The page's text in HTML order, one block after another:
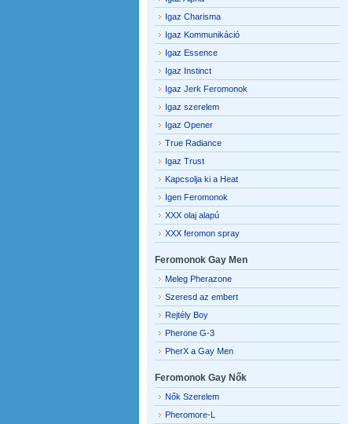
Igaz Charisma
Igaz Kommunikáció
Igaz Essence
Igaz Instinct
Igaz Jerk Feromonok
Igaz szerelem
Igaz Opener
True Radiance
Igaz Trust
Kapcsolja ki a Heat
Igen Feromonok
XXX olaj alapú
XXX feromon spray
Feromonok Gay Men
Meleg Pherazone
Szeresd az embert
Rejtély Boy
Pherone G-3
PherX a Gay Men
Feromonok Gay Nők
Nők Szerelem
Pheromore-L